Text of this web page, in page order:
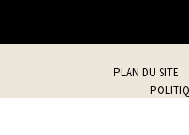
PLAN DU SITE